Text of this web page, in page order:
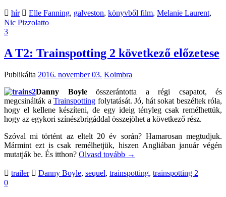
hír Elle Fanning, galveston, könyvből film, Melanie Laurent,
Nic Pizzolatto
3
A T2: Trainspotting 2 következő előzetese
Publikálta 2016. november 03. Koimbra
Danny Boyleösszerántotta a régi csapatot, és
megcsinálták a Trainspotting folytatását. Jó, hát sokat beszéltek róla,
hogy el kellene készíteni, de egy ideig tényleg csak remélhettük,
hogy az egykori színészbrigáddal összejöhet a következő rész.
Szóval mi történt az eltelt 20 év során? Hamarosan megtudjuk.
Mármint ezt is csak remélhetjük, hiszen Angliában január végén
mutatják be. És itthon? Olvasd tovább →
trailer Danny Boyle, sequel, trainspotting, trainspotting 2
0